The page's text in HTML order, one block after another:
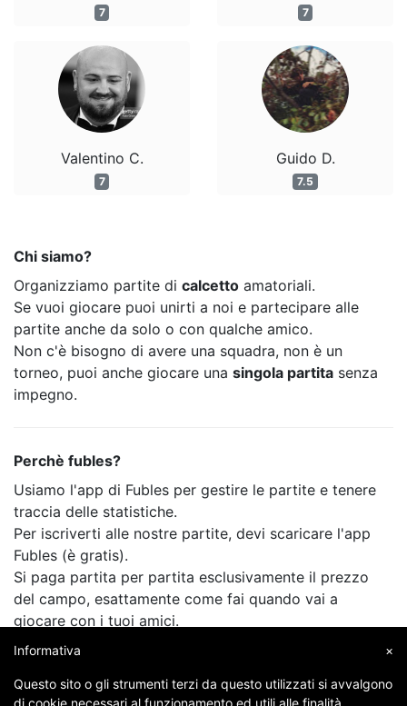
7
Valentino C.
7
7
Guido D.
7.5
Chi siamo?
Organizziamo partite di calcetto amatoriali.
Se vuoi giocare puoi unirti a noi e partecipare alle
partite anche da solo o con qualche amico.
Non c'è bisogno di avere una squadra, non è un
torneo, puoi anche giocare una singola partita senza
impegno.
Perchè fubles?
Usiamo l'app di Fubles per gestire le partite e tenere
traccia delle statistiche.
Per iscriverti alle nostre partite, devi scaricare l'app
Fubles (è gratis).
Si paga partita per partita esclusivamente il prezzo
del campo, esattamente come fai quando vai a
giocare con i tuoi amici.
×
Informativa
Questo sito o gli strumenti terzi da questo utilizzati si avvalgono
di cookie necessari al funzionamento ed utili alle finalità